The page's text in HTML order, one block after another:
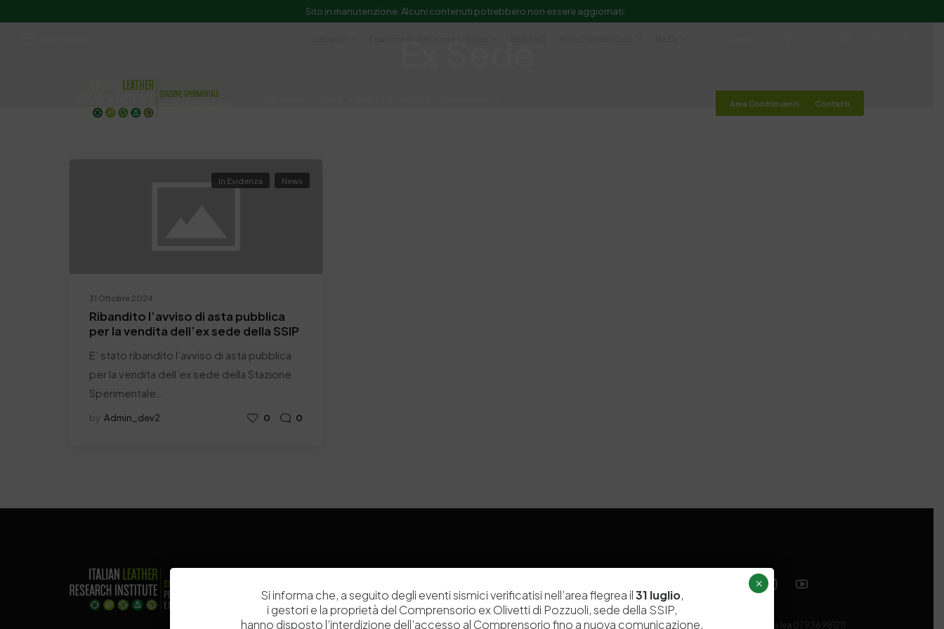
Sito in manutenzione. Alcuni contenuti potrebbero non essere aggiornati.
Area Contribuenti Contatti
31 Ottobre 2024
In Evidenza News
Ribandito l’avviso di asta pubblica
per la vendita dell’ex sede della SSIP
E’ stato ribandito l’avviso di asta pubblica
per la vendita dell’ex sede della Stazione
Sperimentale…
by Admin_dev2 0 0
Servizi Dipartimenti di ricerca
Codice fiscale e Partita Iva 07936981211
Si informa che, a seguito degli eventi sismici verificatisi nell’area flegrea il31 luglio,
i gestori e la proprietà del Comprensorio ex Olivetti di Pozzuoli, sede della SSIP,
hanno disposto l’interdizione dell’accesso al Comprensorio fino a nuova comunicazione,
×